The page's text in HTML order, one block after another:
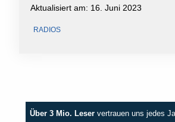
Aktualisiert am: 16. Juni 2023
RADIOS
Über 3 Mio. Leser vertrauen uns jedes